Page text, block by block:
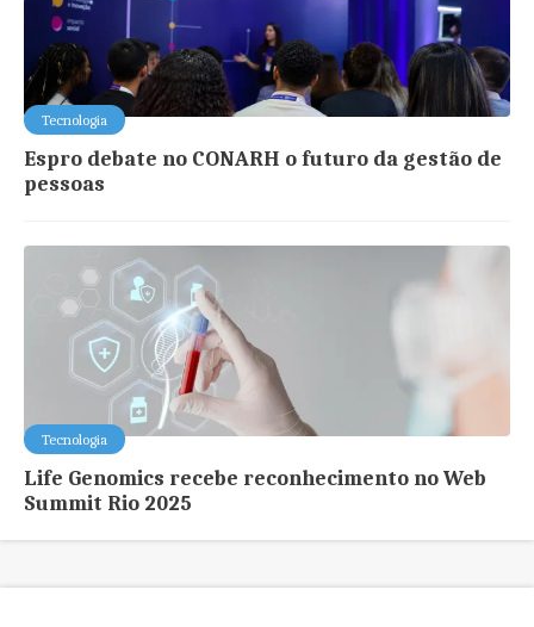
Tecnologia
Espro debate no CONARH o futuro da gestão de
pessoas
Tecnologia
Life Genomics recebe reconhecimento no Web
Summit Rio 2025